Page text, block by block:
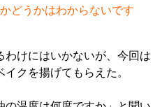
どうかはわからないです
わけにはいかないが、今回は
クを揚げてもらえた。